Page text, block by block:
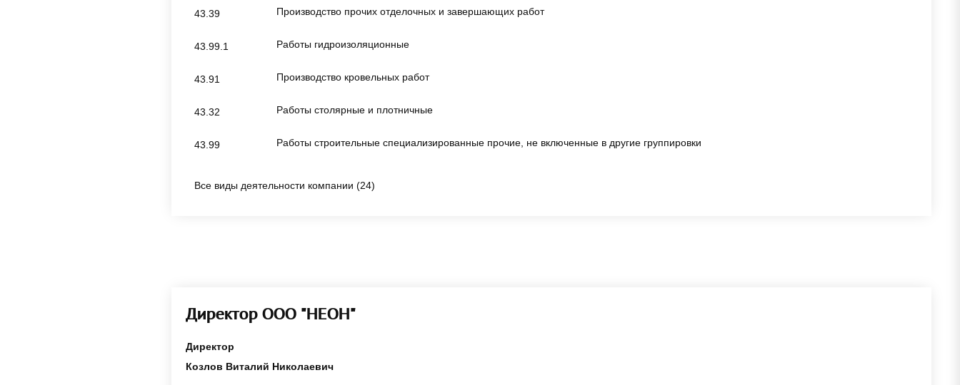
43.39 Производство прочих отделочных и завершающих работ
43.99.1 Работы гидроизоляционные
43.91 Производство кровельных работ
43.32 Работы столярные и плотничные
43.99 Работы строительные специализированные прочие, не включенные в другие группировки
Все виды деятельности компании (24)
Директор ООО "НЕОН"
Директор
Козлов Виталий Николаевич